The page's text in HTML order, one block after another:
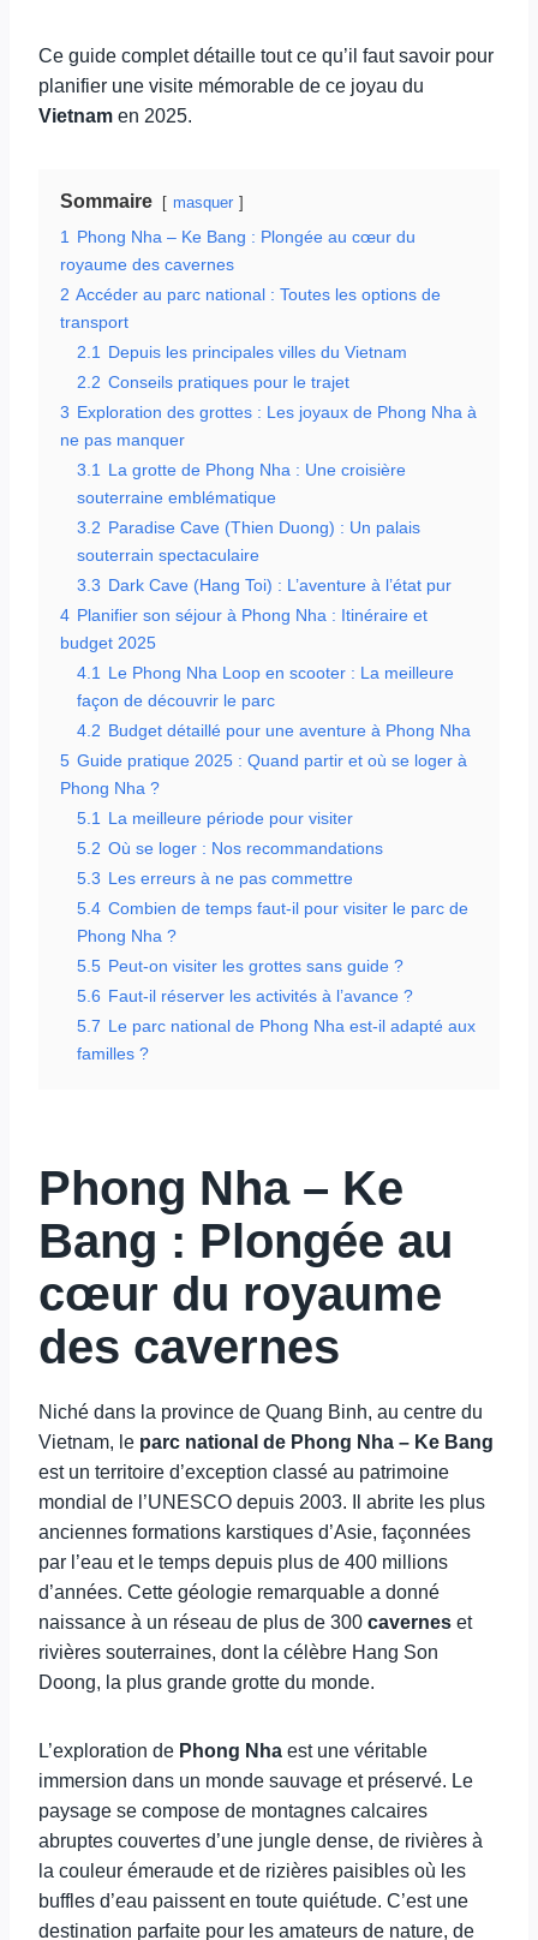
Ce guide complet détaille tout ce qu’il faut savoir pour
planifier une visite mémorable de ce joyau du
Vietnam en 2025.
Sommaire masquer
1
Phong Nha – Ke Bang : Plongée au cœur du
royaume des cavernes
2 Accéder au parc national : Toutes les options de
transport
2.1
Depuis les principales villes du Vietnam
2.2 Conseils pratiques pour le trajet
3 Exploration des grottes : Les joyaux de Phong Nha à
ne pas manquer
3.1
La grotte de Phong Nha : Une croisière
souterraine emblématique
3.2 Paradise Cave (Thien Duong) : Un palais
souterrain spectaculaire
3.3 Dark Cave (Hang Toi) : L’aventure à l’état pur
4 Planifier son séjour à Phong Nha : Itinéraire et
budget 2025
4.1
Le Phong Nha Loop en scooter : La meilleure
façon de découvrir le parc
4.2 Budget détaillé pour une aventure à Phong Nha
5 Guide pratique 2025 : Quand partir et où se loger à
Phong Nha ?
5.1
La meilleure période pour visiter
5.2 Où se loger : Nos recommandations
5.3 Les erreurs à ne pas commettre
5.4 Combien de temps faut-il pour visiter le parc de
Phong Nha ?
5.5 Peut-on visiter les grottes sans guide ?
5.6 Faut-il réserver les activités à l’avance ?
5.7 Le parc national de Phong Nha est-il adapté aux
familles ?
Phong Nha – Ke
Bang : Plongée au
cœur du royaume
des cavernes
Niché dans la province de Quang Binh, au centre du
Vietnam, le parc national de Phong Nha – Ke Bang
est un territoire d’exception classé au patrimoine
mondial de l’UNESCO depuis 2003. Il abrite les plus
anciennes formations karstiques d’Asie, façonnées
par l’eau et le temps depuis plus de 400 millions
d’années. Cette géologie remarquable a donné
naissance à un réseau de plus de 300 cavernes et
rivières souterraines, dont la célèbre Hang Son
Doong, la plus grande grotte du monde.
L’exploration de Phong Nha est une véritable
immersion dans un monde sauvage et préservé. Le
paysage se compose de montagnes calcaires
abruptes couvertes d’une jungle dense, de rivières à
la couleur émeraude et de rizières paisibles où les
buffles d’eau paissent en toute quiétude. C’est une
destination parfaite pour les amateurs de nature, de